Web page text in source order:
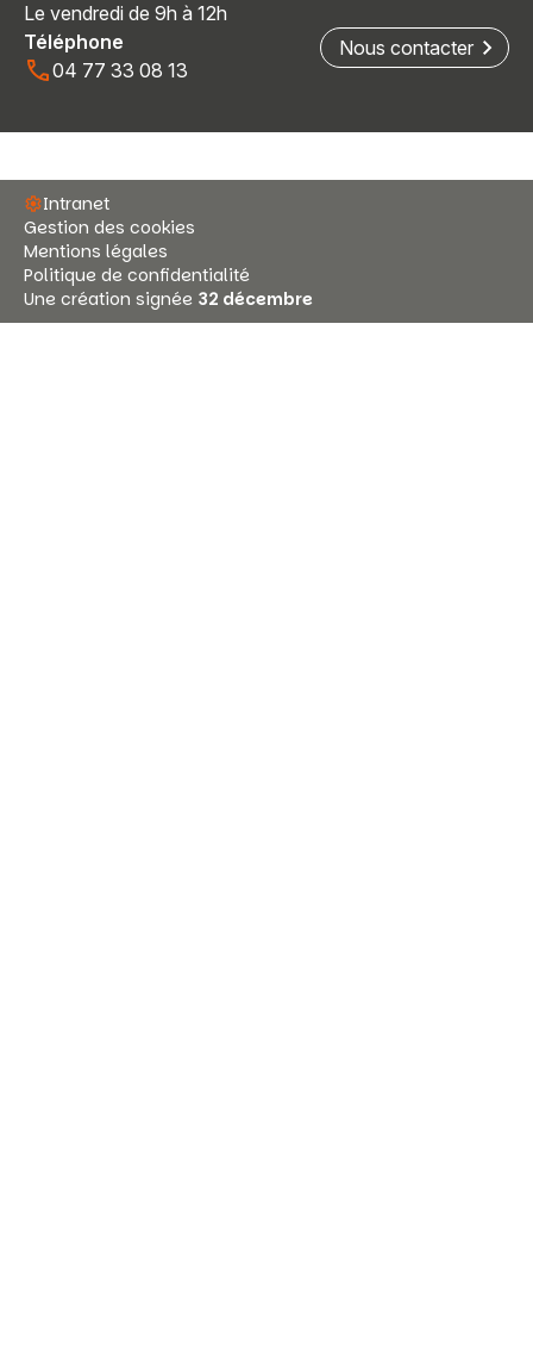
Le vendredi de 9h à 12h
Téléphone
04 77 33 08 13
Nous contacter
Intranet
Gestion des cookies
Mentions légales
Politique de confidentialité
Une création signée 32 décembre